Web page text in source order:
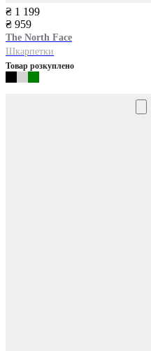
₴ 1 199
₴ 959
The North Face
Шкарпетки
Товар розкуплено